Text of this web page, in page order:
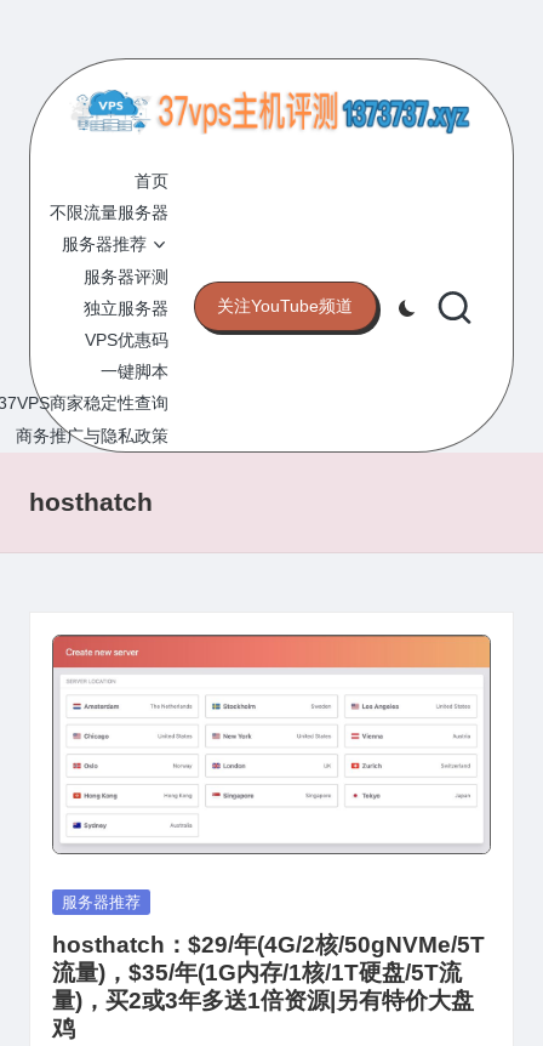
content
7
V
P
S
主
机
评
测
的
VPS
网
站
首页
不限流量服务器
服务器推荐
服务器评测
独立服务器
VPS优惠码
一键脚本
商家稳定性查询
商务推广与隐私政策
关注YouTube频道
hosthatch
Posted
服务器推荐
hosthatch：$29/年(4G/2核/50gNVMe/5T
流量)，$35/年(1G内存/1核/1T硬盘/5T流
量)，买2或3年多送1倍资源|另有特价大盘
鸡